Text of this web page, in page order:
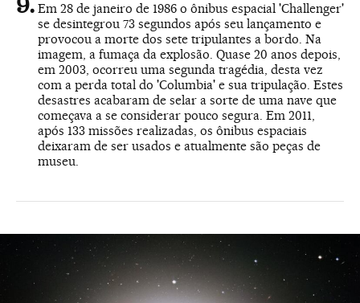
Em 28 de janeiro de 1986 o ônibus espacial 'Challenger'
se desintegrou 73 segundos após seu lançamento e
provocou a morte dos sete tripulantes a bordo. Na
imagem, a fumaça da explosão. Quase 20 anos depois,
em 2003, ocorreu uma segunda tragédia, desta vez
com a perda total do 'Columbia' e sua tripulação. Estes
desastres acabaram de selar a sorte de uma nave que
começava a se considerar pouco segura. Em 2011,
após 133 missões realizadas, os ônibus espaciais
deixaram de ser usados e atualmente são peças de
museu.